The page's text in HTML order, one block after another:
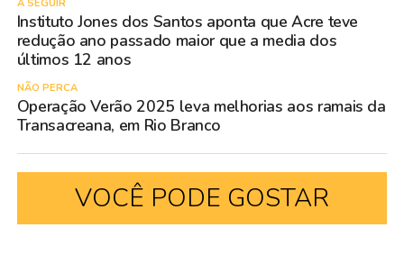
A SEGUIR
Instituto Jones dos Santos aponta que Acre teve
redução ano passado maior que a media dos
últimos 12 anos
NÃO PERCA
Operação Verão 2025 leva melhorias aos ramais da
Transacreana, em Rio Branco
VOCÊ PODE GOSTAR